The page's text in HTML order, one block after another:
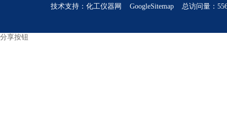
技术支持： 化工仪器网 GoogleSitemap 总访问量：
分享按钮